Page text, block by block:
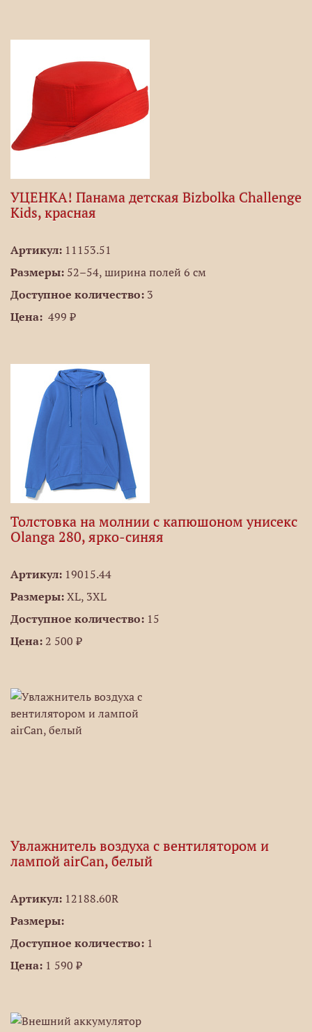
УЦЕНКА! Панама детская Bizbolka Challenge
Kids, красная
Артикул: 11153.51
Размеры: 52–54, ширина полей 6 см
Доступное количество: 3
Цена: 499 ₽
Толстовка на молнии с капюшоном унисекс
Olanga 280, ярко-синяя
Артикул: 19015.44
Размеры: XL, 3XL
Доступное количество: 15
Цена: 2 500 ₽
Увлажнитель воздуха с вентилятором и
лампой airCan, белый
Артикул: 12188.60R
Размеры:
Доступное количество: 1
Цена: 1 590 ₽